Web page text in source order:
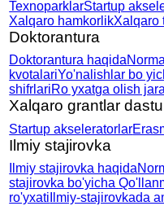
TexnoparklarStartup
Xalqaro hamkorlikXalqaro
Doktorantura
Doktorantura haqida
kvotalariYo'nalishlar bo
shifrlariRo yxatga olish
Xalqaro grantlar
Startup akseleratorlar
Ilmiy stajirovka
Ilmiy stajirovka haqida
stajirovka bo'yicha
ro'yxati Ilmiy-stajirovkada